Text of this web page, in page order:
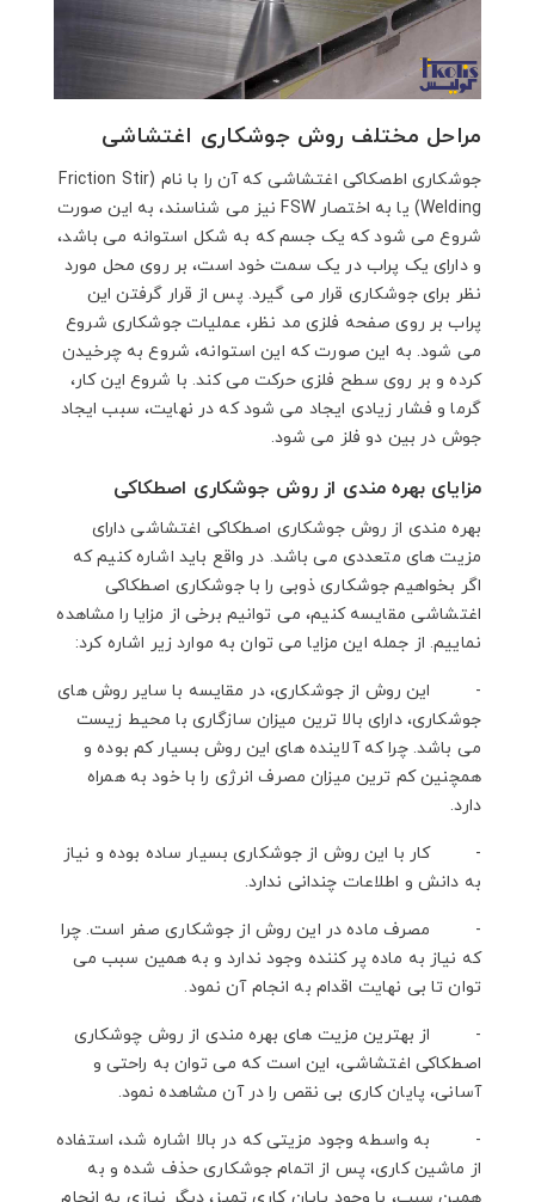
مراحل مختلف روش جوشکاری اغتشاشی
جوشکاری اطصکاکی اغتشاشی که آن را با نام (Friction Stir
Welding) یا به اختصار FSW نیز می شناسند، به این صورت
شروع می شود که یک جسم که به شکل استوانه می باشد،
و دارای یک پراب در یک سمت خود است، بر روی محل مورد
نظر برای جوشکاری قرار می گیرد. پس از قرار گرفتن این
پراب بر روی صفحه فلزی مد نظر، عملیات جوشکاری شروع
می شود. به این صورت که این استوانه، شروع به چرخیدن
کرده و بر روی سطح فلزی حرکت می کند. با شروع این کار،
گرما و فشار زیادی ایجاد می شود که در نهایت، سبب ایجاد
جوش در بین دو فلز می شود.
مزایای بهره مندی از روش جوشکاری اصطکاکی
بهره مندی از روش جوشکاری اصطکاکی اغتشاشی دارای
مزیت های متعددی می باشد. در واقع باید اشاره کنیم که
اگر بخواهیم جوشکاری ذوبی را با جوشکاری اصطکاکی
اغتشاشی مقایسه کنیم، می توانیم برخی از مزایا را مشاهده
نماییم. از جمله این مزایا می توان به موارد زیر اشاره کرد:
- این روش از جوشکاری، در مقایسه با سایر روش های
جوشکاری، دارای بالا ترین میزان سازگاری با محیط زیست
می باشد. چرا که آلاینده های این روش بسیار کم بوده و
همچنین کم ترین میزان مصرف انرژی را با خود به همراه
دارد.
- کار با این روش از جوشکاری بسیار ساده بوده و نیاز
به دانش و اطلاعات چندانی ندارد.
- مصرف ماده در این روش از جوشکاری صفر است. چرا
که نیاز به ماده پر کننده وجود ندارد و به همین سبب می
توان تا بی نهایت اقدام به انجام آن نمود.
- از بهترین مزیت های بهره مندی از روش چوشکاری
اصطکاکی اغتشاشی، این است که می توان به راحتی و
آسانی، پایان کاری بی نقص را در آن مشاهده نمود.
- به واسطه وجود مزیتی که در بالا اشاره شد، استفاده
از ماشین کاری، پس از اتمام جوشکاری حذف شده و به